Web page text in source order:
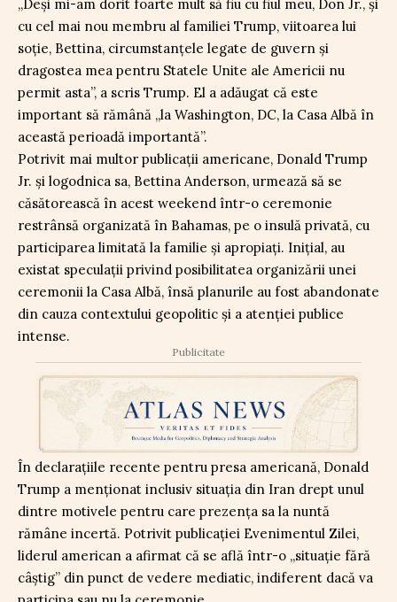
„Deși mi-am dorit foarte mult să fiu cu fiul meu, Don Jr., și
cu cel mai nou membru al familiei Trump, viitoarea lui
soție, Bettina, circumstanțele legate de guvern și
dragostea mea pentru Statele Unite ale Americii nu
permit asta”, a scris Trump. El a adăugat că este
important să rămână „la Washington, DC, la Casa Albă în
această perioadă importantă”.
Potrivit mai multor publicații americane, Donald Trump
Jr. și logodnica sa, Bettina Anderson, urmează să se
căsătorească în acest weekend într-o ceremonie
restrânsă organizată în Bahamas, pe o insulă privată, cu
participarea limitată la familie și apropiați. Inițial, au
existat speculații privind posibilitatea organizării unei
ceremonii la Casa Albă, însă planurile au fost abandonate
din cauza contextului geopolitic și a atenției publice
intense.
Publicitate
În declarațiile recente pentru presa americană, Donald
Trump a menționat inclusiv situația din Iran drept unul
dintre motivele pentru care prezența sa la nuntă
rămâne incertă. Potrivit publicației Evenimentul Zilei,
liderul american a afirmat că se află într-o „situație fără
câștig” din punct de vedere mediatic, indiferent dacă va